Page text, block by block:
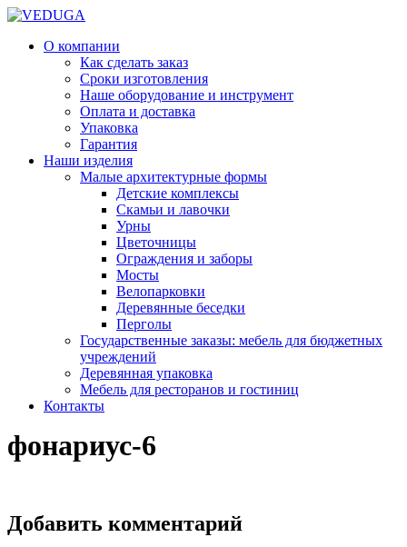
О компании
Как сделать заказ
Сроки изготовления
Наше оборудование и инструмент
Оплата и доставка
Упаковка
Гарантия
Наши изделия
Малые архитектурные формы
Детские комплексы
Скамьи и лавочки
Урны
Цветочницы
Ограждения и заборы
Мосты
Велопарковки
Деревянные беседки
Перголы
Государственные заказы: мебель для бюджетных
учреждений
Деревянная упаковка
Мебель для ресторанов и гостиниц
Контакты
фонариус-6
Добавить комментарий